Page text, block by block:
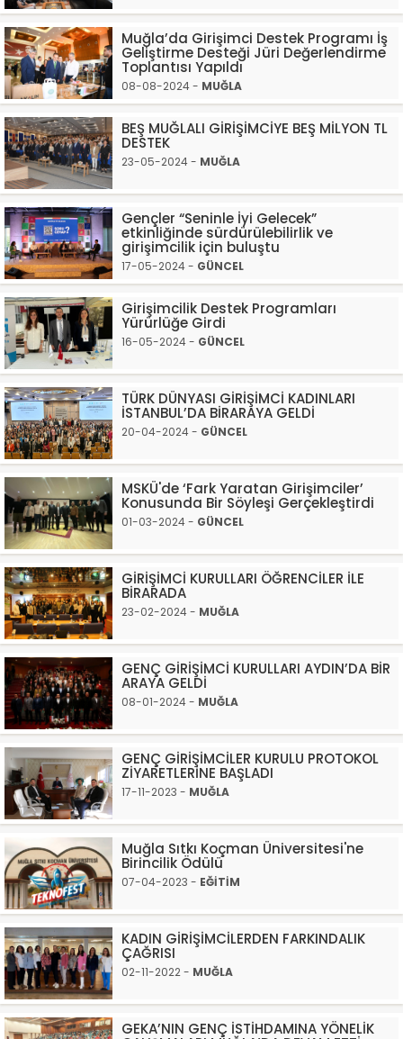
Muğla’da Girişimci Destek Programı İş
Geliştirme Desteği Jüri Değerlendirme
Toplantısı Yapıldı
08-08-2024 - MUĞLA
BEŞ MUĞLALI GİRİŞİMCİYE BEŞ MİLYON TL
DESTEK
23-05-2024 - MUĞLA
Gençler “Seninle İyi Gelecek”
etkinliğinde sürdürülebilirlik ve
girişimcilik için buluştu
17-05-2024 - GÜNCEL
Girişimcilik Destek Programları
Yürürlüğe Girdi
16-05-2024 - GÜNCEL
TÜRK DÜNYASI GİRİŞİMCİ KADINLARI
İSTANBUL’DA BİRARAYA GELDİ
20-04-2024 - GÜNCEL
MSKÜ'de ‘Fark Yaratan Girişimciler’
Konusunda Bir Söyleşi Gerçekleştirdi
01-03-2024 - GÜNCEL
GİRİŞİMCİ KURULLARI ÖĞRENCİLER İLE
BİRARADA
23-02-2024 - MUĞLA
GENÇ GİRİŞİMCİ KURULLARI AYDIN’DA BİR
ARAYA GELDİ
08-01-2024 - MUĞLA
GENÇ GİRİŞİMCİLER KURULU PROTOKOL
ZİYARETLERİNE BAŞLADI
17-11-2023 - MUĞLA
Muğla Sıtkı Koçman Üniversitesi'ne
Birincilik Ödülü
07-04-2023 - EĞİTİM
KADIN GİRİŞİMCİLERDEN FARKINDALIK
ÇAĞRISI
02-11-2022 - MUĞLA
GEKA’NIN GENÇ İSTİHDAMINA YÖNELİK